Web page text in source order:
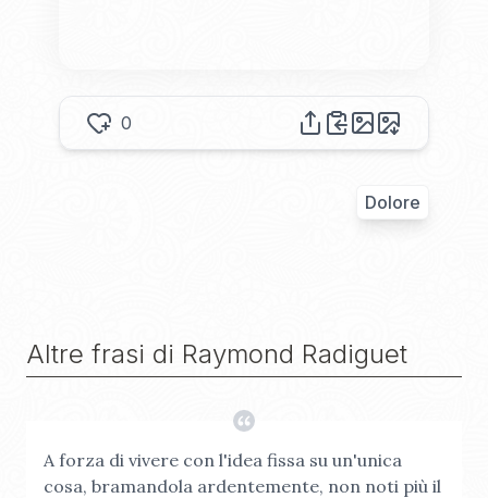
0
Dolore
Altre frasi di Raymond Radiguet
A forza di vivere con l'idea fissa su un'unica
cosa, bramandola ardentemente, non noti più il